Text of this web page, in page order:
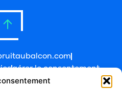
gérer le consentement